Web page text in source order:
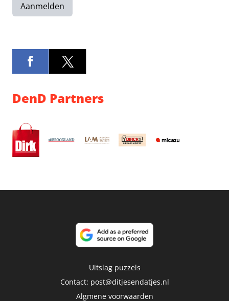
Aanmelden
DenD Partners
Uitslag puzzels
Contact: post@ditjesendatjes.nl
Algmene voorwaarden